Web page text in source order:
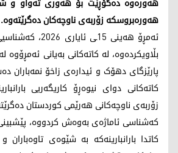
هەورەبروسکە زۆربەی ناوچەکان دەگرێتەوە.
ئەمڕۆ هەینی 15ـی
بڵاویکردەوە، لە کاتەکانی بەیانی ئەمڕۆوە
پارێزگای دهۆک و ئیدارەی زاخۆ نمەباران
کاتەکانی دوای نیوەڕۆ کاریگەریی
زۆربەی ناوچەکانی هەرێمی کوردستان
کەشناسی ئاماژەی بەوەش کردووە،
کاتدا بارانبارینەکە بە شێوەی